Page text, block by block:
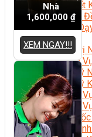
Bí Quyết
Chuyên
Video
Quản Trị NHKS
Quản Trị
Nghiệp
Quản Lý
Quản Lý
Nghiệp
Nghiệp
Giám
Tiếng
Nhà
1,600,000 ₫
XEM NGAY!!!